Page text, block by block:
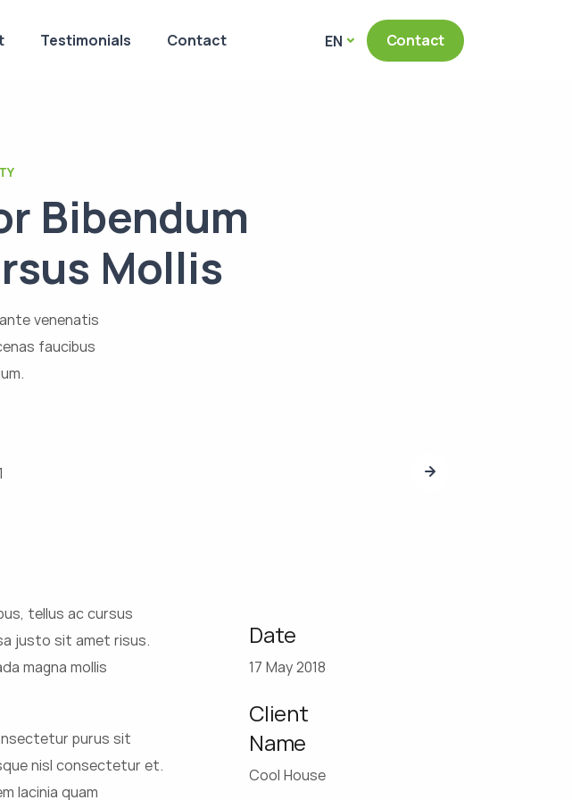
Testimonials Contact EN Contact
Bibendum
Mollis
venenatis
faucibus
tellus ac cursus
justo sit amet risus.
magna mollis
purus sit
nisl consectetur et.
lacinia quam
Date
17 May 2018
Client
Name
Cool House